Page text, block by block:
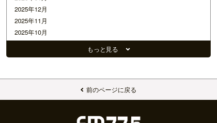
2025年12月
2025年11月
2025年10月
2025年09月
2025年06月
2025年04月
もっと見る
前のページに戻る